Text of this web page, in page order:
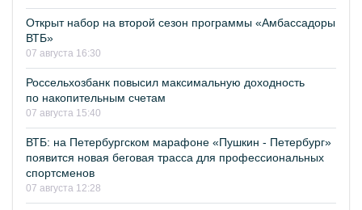
Открыт набор на второй сезон программы «Амбассадоры
ВТБ»
07 августа 16:30
Россельхозбанк повысил максимальную доходность
по накопительным счетам
07 августа 15:40
ВТБ: на Петербургском марафоне «Пушкин - Петербург»
появится новая беговая трасса для профессиональных
спортсменов
07 августа 12:28